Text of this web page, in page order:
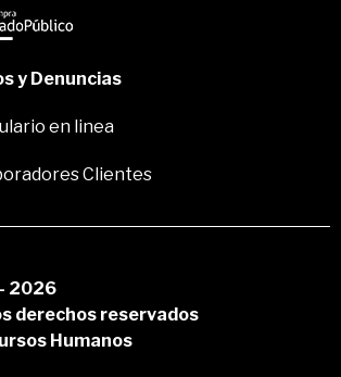
y Denuncias
en linea
Clientes
2026
derechos reservados
Humanos